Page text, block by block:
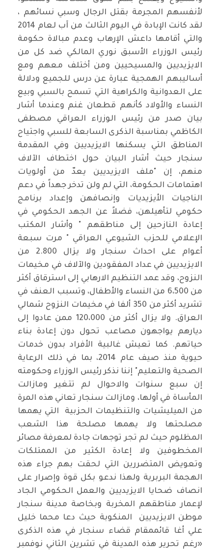
لأنفسهم المجرمة بقتل الرجال وسبي نسائهم ،
لقد كانت الإبادة في اليوم الثالث من آب لعام 2014
والتي أقامها داعش الإرهاب وعدم مبالاة حكومة
رئيس الوزراء الأسبق نوري المالكي ضد كل من
الايزيديين والمسيحيين ومن أختلف معهم ومع
أساليبهم الهمجية عبارة عن درس للجميع ودلالة
على العدوانية والكراهية التي تسمح بالسبي وبيع
النساء والأولاد كأنهم قطعان غنم وعندما أشار
بيان صدر من رئيس الوزراء العراقي مصطفى
الكاظمي بمناسبة الذكرى السابعة للسبي واجتياح
المناطق التي يسكنها الايزيديين وفي المقدمة
سنجار حيث أشار البيان حول اختطاف الآلاف
منهم، إن "ملف الايزيديين يعدّ من أولويات
اهتمامات الحكومة، التي لم ولن تدخر جهداً في دعم
الناجيات الأيزيديات وإنصافهن وإعداد برنامج
حكومي لتأهيلهن، فضلاً عن الجهد الحكومي في
إعادة النازحين إلى مناطقهم " وأشار المكتب
الإعلامي للحزب الشيوعي العراقي " مرت سبعة
أعوام على احداث سنجار ولا يزال 2.800 من
الايزيديين في عداد المفقودين والآلاف في مخيمات
النزوح، وقد عمد التنظيم الارهابي إلى استرقاق أكثر
من 6،500 من النساء والأطفال، وتسبب العنف في
تشريد أكثر من 350 ألفا في مخيمات النزوح شمالي
العراق. ولا يزال أكثر من 120،000 ممن عادوا إلى
ديارهم يواجهون مصاعب تحول دون إعادة بناء
حياتهم. كما تعيش غالبية الأفراد بدون خدمات
حيوية منذ صيف عام 2014، بما في ذلك الرعاية
الصحية والتعليم" إننا نذكر رئيس الوزراء وحكومته
إن سبع سنوات والاحوال لم تتغير ومازالت
المأساة في أولها، ومازالت سنجار تعاني هذه المرة
من الميليشيات والتنظيمات الحزبية التي يهمها
مصلحتها ولا يهمها مصلحة هذا الشعب
المظلوم حيث لم تجر توجهات جادة لمعرفة مصائر
المخطوفين ولا إعادة الكثير من الممتلكات
وتعويض المتضررين التي لحقت بهم جراء هذه
الهجمة البربرية ولهذا ندعو بكل قوة وإصرار على
انصاف ضحايا الايزيديين والعمل الحكومي الجاد
لإعمار مناطقهم المخربة وبخاصة مدينة سنجار
موطن الايزيديين المنكوبة حيث دعا محما خليل
علي أغا قائممقام قضاء سنجار في هذه الذكرى
«رغم تحرير هذه المدينة في تشرين الثاني نوفمبر